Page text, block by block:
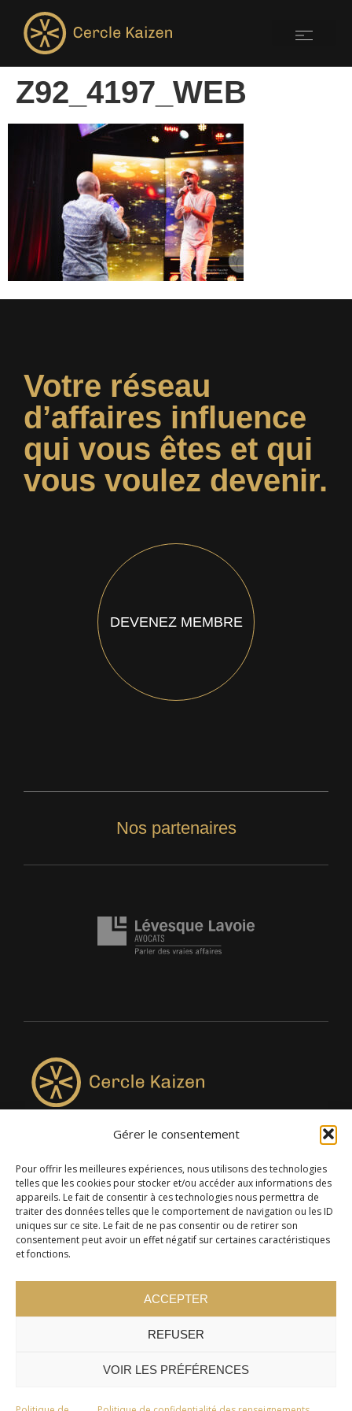
Gérer le consentement
Pour offrir les meilleures expériences, nous utilisons des technologies
telles que les cookies pour stocker et/ou accéder aux informations des
appareils. Le fait de consentir à ces technologies nous permettra de
traiter des données telles que le comportement de navigation ou les ID
uniques sur ce site. Le fait de ne pas consentir ou de retirer son
consentement peut avoir un effet négatif sur certaines caractéristiques
et fonctions.
ACCEPTER
REFUSER
VOIR LES PRÉFÉRENCES
Z92_4197_WEB
Votre réseau
d’affaires influence
qui vous êtes et qui
vous voulez devenir.
DEVENEZ MEMBRE
Nos partenaires
4957, rue Lionel-Groulx, bureau 819, Saint-Augustin-de-
Desmaures QC G3A 0M7
© 2024 Cercle Kaizen. Tous droits réservés -